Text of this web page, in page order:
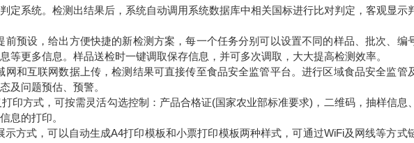
定系统。检测出结果后，系统自动调用系统数据库中相关国标进行比对判定，客观显示
预设，给出方便快捷的新检测方案，每一个任务分别可以设置不同的样品、批次、编
等更多信息。样品送检时一键调取保存信息，并可多次调取，大大提高检测效率。
和互联网数据上传，检测结果可直接传至食品安全监管平台。进行区域食品安全监管
及问题预估、预警。
印方式，可按需灵活勾选控制：产品合格证(国家农业部标准要求)，二维码，抽样信息
息的打印。
方式，可以自动生成A4打印模板和小票打印模板两种样式，可通过WiFi及网线等方式